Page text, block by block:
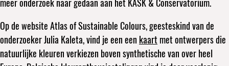
meer onderzoek naar gedaan aan het KASK & Conservatorium.
Op de website Atlas of Sustainable Colours, geesteskind van de
onderzoeker Julia Kaleta, vind je een een kaart met ontwerpers die
natuurlijke kleuren verkiezen boven synthetische van over heel